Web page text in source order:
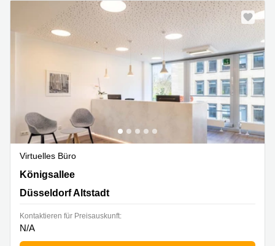
Virtuelles Büro
Königsallee 92a, Düsseldorf Altstadt
Königsallee
Düsseldorf Altstadt
Kontaktieren für Preisauskunft:
N/A